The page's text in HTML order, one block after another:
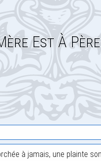
Est À
à jamais, une plainte